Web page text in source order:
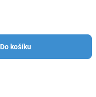
Do košíku